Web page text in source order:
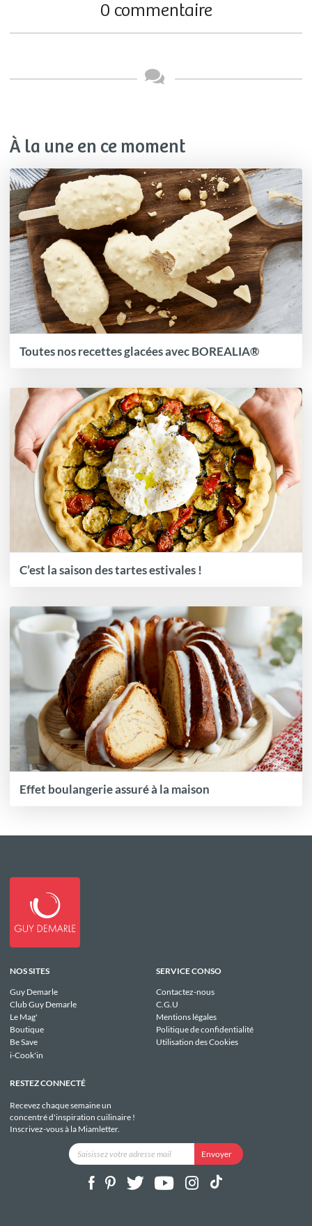
0 commentaire
À la une en ce moment
Toutes nos recettes glacées avec BOREALIA®
C’est la saison des tartes estivales !
Effet boulangerie assuré à la maison
NOS SITES
Guy Demarle
Club Guy Demarle
Le Mag'
Boutique
Be Save
i-Cook'in
SERVICE CONSO
Contactez-nous
C.G.U
Mentions légales
Politique de confidentialité
Utilisation des Cookies
RESTEZ CONNECTÉ
Recevez chaque semaine un
concentré d'inspiration cuilinaire !
Inscrivez-vous à la Miamletter.